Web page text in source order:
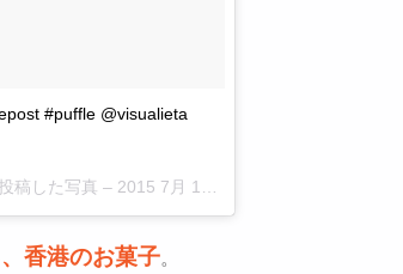
#puffle @visualieta
稿した写真 – 2015 7月 19 1:01午後 PDT
香港のお菓子。